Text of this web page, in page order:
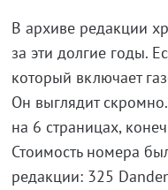
В архиве редакции
за эти долгие годы.
который включает
Он выглядит
на 6 страницах,
Стоимость номера
редакции: 325